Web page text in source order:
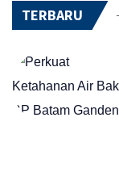
TERBARU